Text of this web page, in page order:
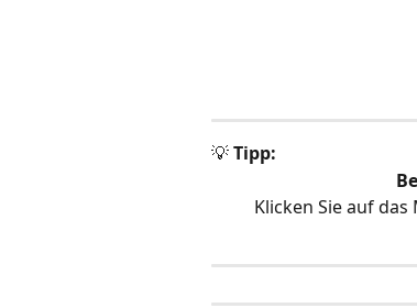
💡 Tipp:
Klicken Sie auf